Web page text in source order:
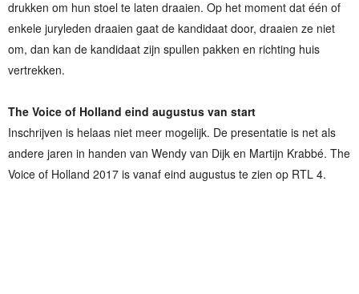
drukken om hun stoel te laten draaien. Op het moment dat één of
enkele juryleden draaien gaat de kandidaat door, draaien ze niet
om, dan kan de kandidaat zijn spullen pakken en richting huis
vertrekken.
The Voice of Holland eind augustus van start
Inschrijven is helaas niet meer mogelijk. De presentatie is net als
andere jaren in handen van Wendy van Dijk en Martijn Krabbé. The
Voice of Holland 2017 is vanaf eind augustus te zien op RTL 4.